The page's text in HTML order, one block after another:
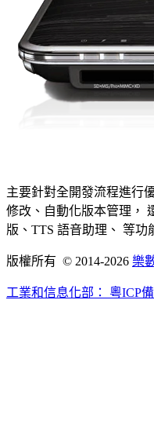
主要針對全開發流程進行
修改、自動化版本管理，
版、TTS 語音助理、 等功
版權所有 © 2014-2026 樂
工業和信息化部： 粵ICP